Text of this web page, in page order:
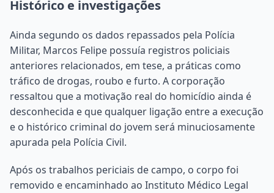
Histórico e investigações
Ainda segundo os dados repassados pela Polícia
Militar, Marcos Felipe possuía registros policiais
anteriores relacionados, em tese, a práticas como
tráfico de drogas, roubo e furto. A corporação
ressaltou que a motivação real do homicídio ainda é
desconhecida e que qualquer ligação entre a execução
e o histórico criminal do jovem será minuciosamente
apurada pela Polícia Civil.
Após os trabalhos periciais de campo, o corpo foi
removido e encaminhado ao Instituto Médico Legal